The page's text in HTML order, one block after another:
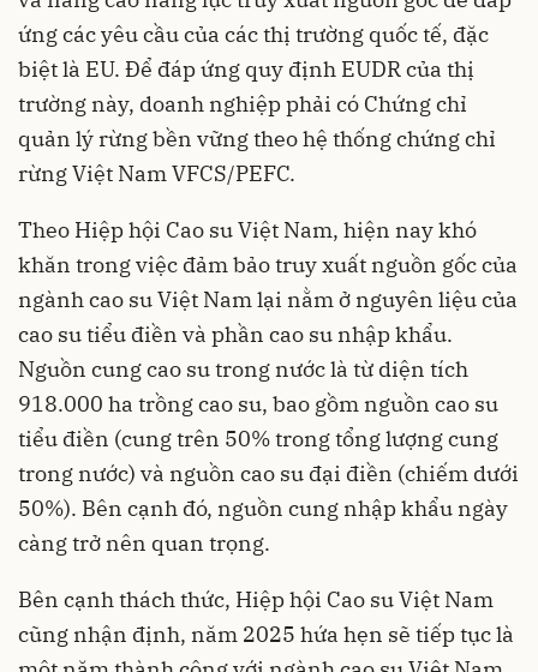
ứng các yêu cầu của các thị trường quốc tế, đặc
biệt là EU. Để đáp ứng quy định EUDR của thị
trường này, doanh nghiệp phải có Chứng chỉ
quản lý rừng bền vững theo hệ thống chứng chỉ
rừng Việt Nam VFCS/PEFC.
Theo Hiệp hội Cao su Việt Nam, hiện nay khó
khăn trong việc đảm bảo truy xuất nguồn gốc của
ngành cao su Việt Nam lại nằm ở nguyên liệu của
cao su tiểu điền và phần cao su nhập khẩu.
Nguồn cung cao su trong nước là từ diện tích
918.000 ha trồng cao su, bao gồm nguồn cao su
tiểu điền (cung trên 50% trong tổng lượng cung
trong nước) và nguồn cao su đại điền (chiếm dưới
50%). Bên cạnh đó, nguồn cung nhập khẩu ngày
càng trở nên quan trọng.
Bên cạnh thách thức, Hiệp hội Cao su Việt Nam
cũng nhận định, năm 2025 hứa hẹn sẽ tiếp tục là